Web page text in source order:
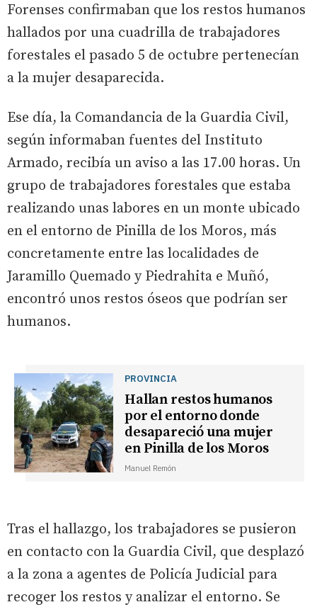
Forenses confirmaban que los restos humanos
hallados por una cuadrilla de trabajadores
forestales el pasado 5 de octubre pertenecían
a la mujer desaparecida.
Ese día, la Comandancia de la Guardia Civil,
según informaban fuentes del Instituto
Armado, recibía un aviso a las 17.00 horas. Un
grupo de trabajadores forestales que estaba
realizando unas labores en un monte ubicado
en el entorno de Pinilla de los Moros, más
concretamente entre las localidades de
Jaramillo Quemado y Piedrahita e Muñó,
encontró unos restos óseos que podrían ser
humanos.
PROVINCIA
Hallan restos humanos
por el entorno donde
desapareció una mujer
en Pinilla de los Moros
Manuel Remón
Tras el hallazgo, los trabajadores se pusieron
en contacto con la Guardia Civil, que desplazó
a la zona a agentes de Policía Judicial para
recoger los restos y analizar el entorno. Se